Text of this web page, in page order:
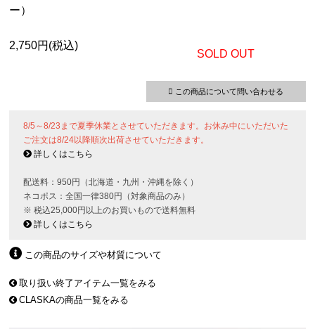
ー）
2,750円(税込)
SOLD OUT
この商品について問い合わせる
8/5～8/23まで夏季休業とさせていただきます。お休み中にいただいた
ご注文は8/24以降順次出荷させていただきます。
詳しくはこちら
配送料：950円（北海道・九州・沖縄を除く）
ネコポス：全国一律380円（対象商品のみ）
※ 税込25,000円以上のお買いもので送料無料
詳しくはこちら
この商品のサイズや材質について
取り扱い終了アイテム一覧をみる
CLASKAの商品一覧をみる